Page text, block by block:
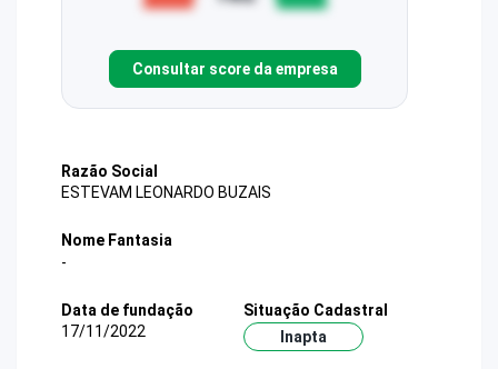
Consultar score da empresa
Razão Social
ESTEVAM LEONARDO BUZAIS
Nome Fantasia
-
Data de fundação
17/11/2022
Situação Cadastral
Inapta